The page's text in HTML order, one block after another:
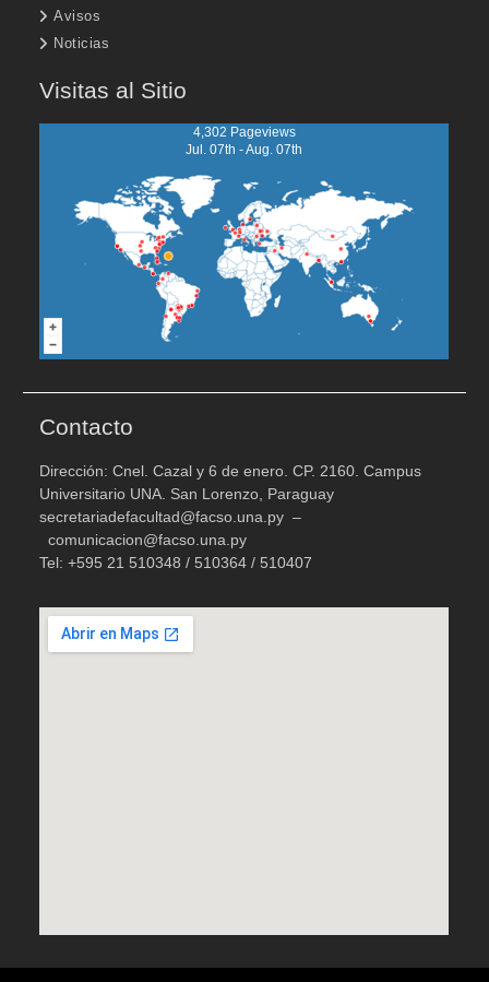
Avisos
Noticias
Visitas al Sitio
4,302 Pageviews
Jul. 07th - Aug. 07th
Contacto
Dirección: Cnel. Cazal y 6 de enero. CP. 2160. Campus
Universitario UNA. San Lorenzo, Paraguay
secretariadefacultad@facso.una.py –
comunicacion@facso.una.py
Tel: +595 21 510348 / 510364 / 510407